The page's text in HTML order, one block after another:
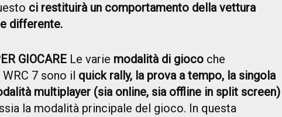
ci restituirà un comportamento della vettura
differente.
GIOCARE Le varie modalità di gioco che
7 sono il quick rally, la prova a tempo, la singola
multiplayer (sia online, sia offline in split screen)
la modalità principale del gioco. In questa